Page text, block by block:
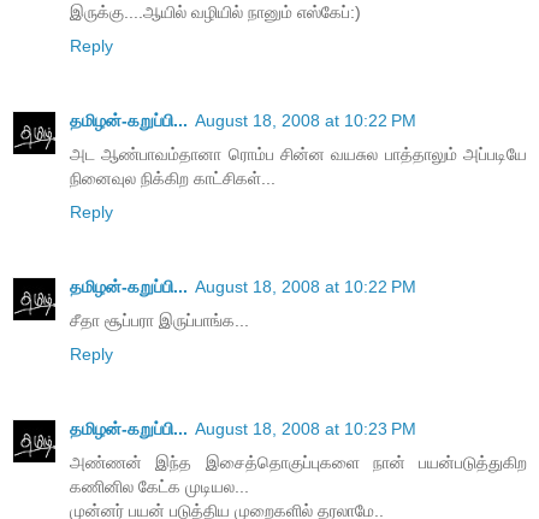
இருக்கு....ஆயில் வழியில் நானும் எஸ்கேப்:)
Reply
தமிழன்-கறுப்பி... August 18, 2008 at 10:22 PM
அட ஆண்பாவம்தானா ரொம்ப சின்ன வயசுல பாத்தாலும் அப்படியே
நினைவுல நிக்கிற காட்சிகள்...
Reply
தமிழன்-கறுப்பி... August 18, 2008 at 10:22 PM
சீதா சூப்பரா இருப்பாங்க...
Reply
தமிழன்-கறுப்பி... August 18, 2008 at 10:23 PM
அண்ணன் இந்த இசைத்தொகுப்புகளை நான் பயன்படுத்துகிற
கணினில கேட்க முடியல...
முன்னர் பயன் படுத்திய முறைகளில் தரலாமே..